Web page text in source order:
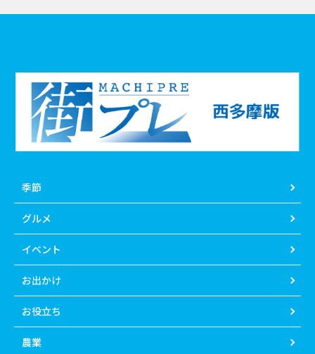
季節
グルメ
イベント
お出かけ
お役立ち
農業